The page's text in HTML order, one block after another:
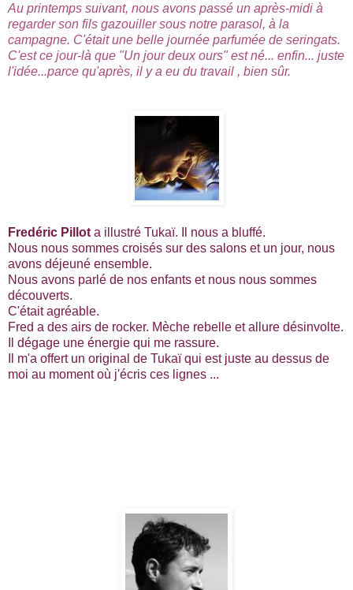
Au printemps suivant, nous avons passé un après-midi à
regarder son fils gazouiller sous notre parasol, à la
campagne. C'était une belle journée parfumée de seringats.
C'est ce jour-là que "Un jour deux ours" est né... enfin... juste
l'idée...parce qu'après, il y a eu du travail , bien sûr.
Fredéric Pillot a illustré Tukaï. Il nous a bluffé.
Nous nous sommes croisés sur des salons et un jour, nous
avons déjeuné ensemble.
Nous avons parlé de nos enfants et nous nous sommes
découverts.
C'était agréable.
Fred a des airs de rocker. Mèche rebelle et allure désinvolte.
Il dégage une énergie qui me rassure.
Il m'a offert un original de Tukaï qui est juste au dessus de
moi au moment où j'écris ces lignes ...